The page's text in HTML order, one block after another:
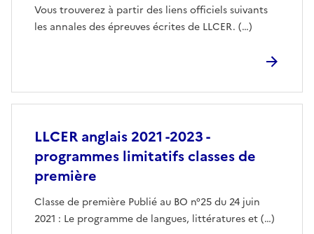
Vous trouverez à partir des liens officiels suivants
les annales des épreuves écrites de LLCER. (…)
LLCER anglais 2021 -2023 -
programmes limitatifs classes de
première
Classe de première Publié au BO n°25 du 24 juin
2021 : Le programme de langues, littératures et (…)